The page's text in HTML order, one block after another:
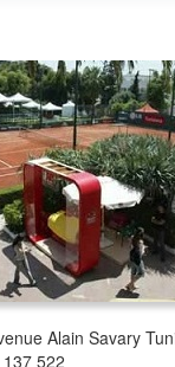
Alain Savary
522